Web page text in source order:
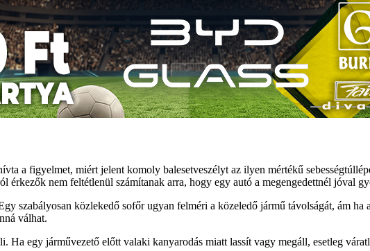
a figyelmet, miért jelent komoly balesetveszélyt az ilyen mértékű
érkezők nem feltétlenül számítanak arra, hogy egy autó a megengedettnél jóval
szabályosan közlekedő sofőr ugyan felméri a közeledő jármű távolságát, ám ha
válhat.
Ha egy járművezető előtt valaki kanyarodás miatt lassít vagy megáll, esetleg